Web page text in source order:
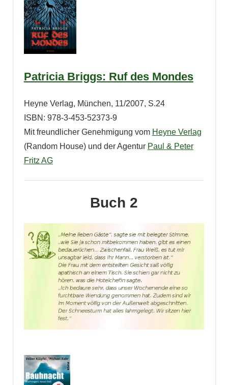
Patricia Briggs: Ruf des Mondes
Heyne Verlag, München, 11/2007, S.24
ISBN: 978-3-453-52373-9
Mit freundlicher Genehmigung vom Heyne Verlag
(Random House) und der Agentur Paul & Peter
Fritz AG
Buch 2